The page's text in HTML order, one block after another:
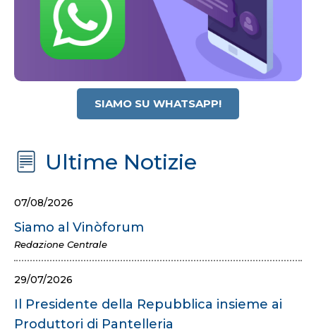
SIAMO SU WHATSAPP!
Ultime Notizie
07/08/2026
Siamo al Vinòforum
Redazione Centrale
29/07/2026
Il Presidente della Repubblica insieme ai
Produttori di Pantelleria